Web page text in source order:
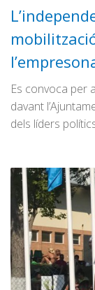
Es convoca per
davant
dels líders